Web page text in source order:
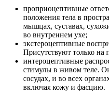
проприоцептивные
положения тела в
мышцах, суставах,
во внутреннем ухе;
экстероцептивные
Присутствуют только на
интероцептивные
стимулы в живом теле.
сосудах, и во всех
включая кожу и фасцию.